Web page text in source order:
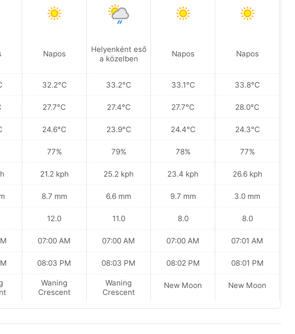
Napos
32.2°C
27.7°C
24.6°C
77%
21.2 kph
8.7 mm
12.0
07:00 AM
08:03 PM
Waning
Crescent
Helyenként eső
a közelben
33.2°C
27.4°C
23.9°C
79%
25.2 kph
6.6 mm
11.0
07:00 AM
08:03 PM
Waning
Crescent
Napos
33.1°C
27.7°C
24.4°C
78%
23.4 kph
9.7 mm
8.0
07:00 AM
08:02 PM
New Moon
Napos
33.8°C
28.0°C
24.3°C
77%
26.6 kph
3.0 mm
8.0
07:01 AM
08:01 PM
New Moon